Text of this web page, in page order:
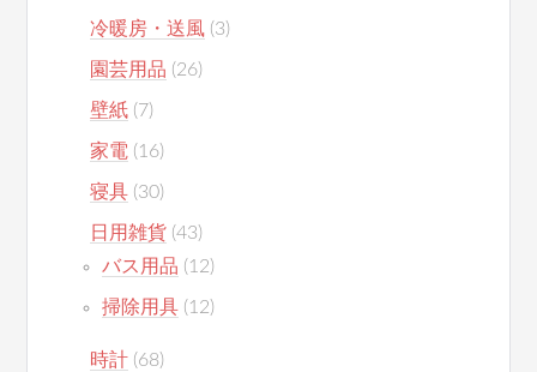
冷暖房・送風 (3)
園芸用品 (26)
壁紙 (7)
家電 (16)
寝具 (30)
日用雑貨 (43)
バス用品 (12)
掃除用具 (12)
時計 (68)